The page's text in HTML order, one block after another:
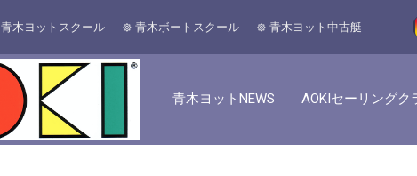
青木ヨットスクール 青木ボートスクール 青木ヨット中古艇
青木ヨットNEWS AOKIセーリングク